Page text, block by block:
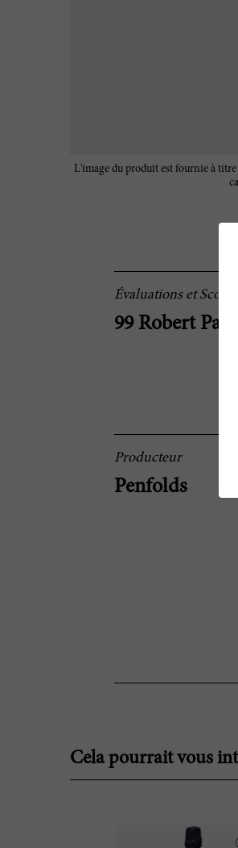
L'image du produit est fournie à
Évaluations et Scores
99 Robert
Producteur
Penfolds
Cela pourrait vous